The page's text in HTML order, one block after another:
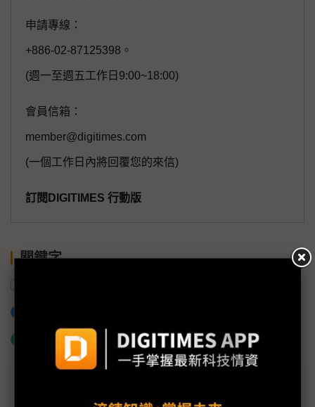
申請專線：
+886-02-87125398。
(週一至週五工作日9:00~18:00)
會員信箱：
member@digitimes.com
(一個工作日內將回覆您的來信)
訂閱DIGITIMES 行動版
關鍵字
什麼是「關鍵字追蹤」